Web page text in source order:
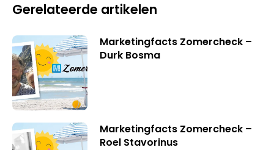
Gerelateerde artikelen
Marketingfacts Zomercheck –
Durk Bosma
Marketingfacts Zomercheck –
Roel Stavorinus